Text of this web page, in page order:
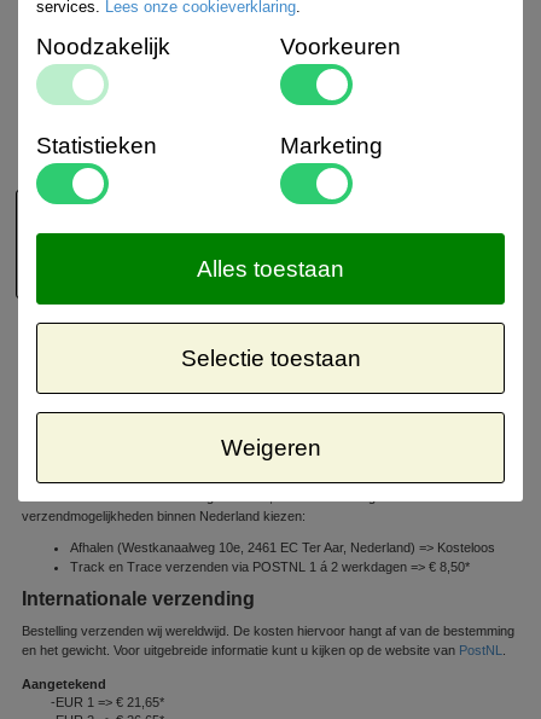
Orders boven de € 50,- worden binnen Nederland gratis verzonden
verzendmogelijkheden binnen Nederland kiezen:
Afhalen (Westkanaalweg 10e, 2461 EC Ter Aar, Nederland) => Kosteloos
Track en Trace verzenden via POSTNL 1 á 2 werkdagen => € 8,50*
Internationale verzending
Bestelling verzenden wij wereldwijd. De kosten hiervoor hangt af van de bestemming
en het gewicht. Voor uitgebreide informatie kunt u kijken op de website van PostNL
Aangetekend
-EUR 1 => € 21,65*
services. Lees onze cookieverklaring.
Noodzakelijk Voorkeuren
Statistieken Marketing
Weigeren
Selectie toestaan
Alles toestaan